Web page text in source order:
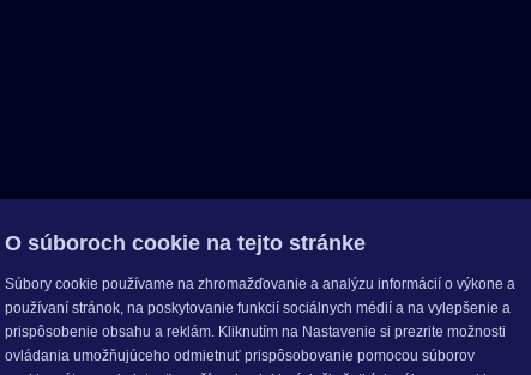
O súboroch cookie na tejto stránke
Súbory cookie používame na zhromažďovanie a analýzu informácií o výkone a
používaní stránok, na poskytovanie funkcií sociálnych médií a na vylepšenie a
prispôsobenie obsahu a reklám. Kliknutím na Nastavenie si prezrite možnosti
ovládania umožňujúceho odmietnuť prispôsobovanie pomocou súborov